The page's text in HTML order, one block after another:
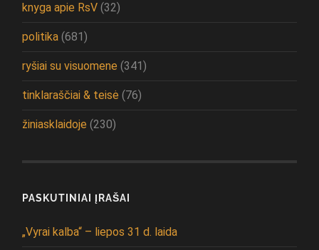
knyga apie RsV (32)
politika (681)
ryšiai su visuomene (341)
tinklaraščiai & teisė (76)
žiniasklaidoje (230)
PASKUTINIAI ĮRAŠAI
„Vyrai kalba“ – liepos 31 d. laida